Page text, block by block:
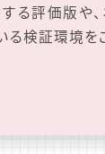
る評価版や、
る検証環境を